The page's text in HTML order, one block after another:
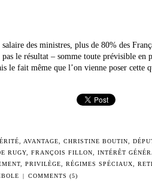
des ministres, plus de 80% des
le résultat – somme toute prévisible en
le fait même que l’on vienne poser cette
AVANTAGE CHRISTINE BOUTIN
RUGY FRANÇOIS FILLON INTÉRÊT
, PRIVILÈGE RÉGIMES SPÉCIAUX
| COMMENTS (5)